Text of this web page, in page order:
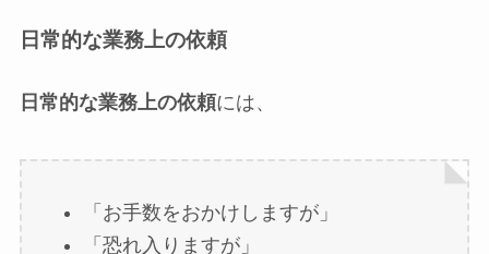
日常的な業務上の依頼
日常的な業務上の依頼には、
「お手数をおかけしますが」
「恐れ入りますが」